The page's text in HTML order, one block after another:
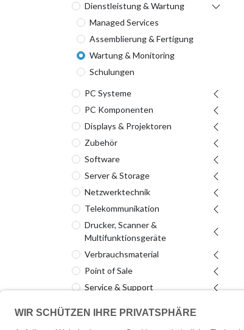
Dienstleistung & Wartung
Managed Services
Assemblierung & Fertigung
Wartung & Monitoring
Schulungen
PC Systeme
PC Komponenten
Displays & Projektoren
Zubehör
Software
Server & Storage
Netzwerktechnik
Telekommunikation
Drucker, Scanner &
Multifunktionsgeräte
Verbrauchsmaterial
Point of Sale
Service & Support